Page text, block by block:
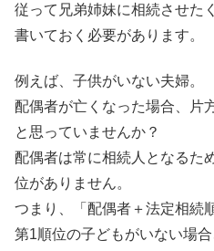
従って兄弟姉妹に相続させた
書いておく必要があります。
例えば、子供がいない夫婦。
配偶者が亡くなった場合、片
と思っていませんか？
配偶者は常に相続人となるた
位がありません。
つまり、「配偶者＋法定相続
第1順位の子どもがいない場